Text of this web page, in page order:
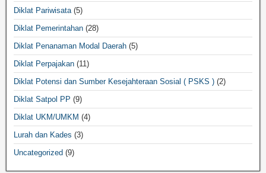
Diklat Pariwisata (5)
Diklat Pemerintahan (28)
Diklat Penanaman Modal Daerah (5)
Diklat Perpajakan (11)
Diklat Potensi dan Sumber Kesejahteraan Sosial ( PSKS ) (2)
Diklat Satpol PP (9)
Diklat UKM/UMKM (4)
Lurah dan Kades (3)
Uncategorized (9)